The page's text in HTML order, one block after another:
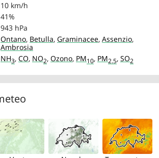
10 km/h
41%
943 hPa
Ontano, Betulla, Graminacee, Assenzio,
Ambrosia
NH3, CO, NO2, Ozono, PM10, PM2.5, SO2